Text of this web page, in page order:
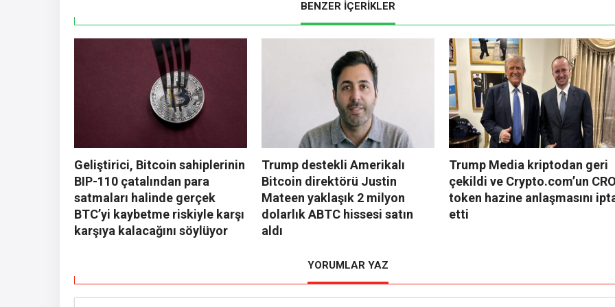
BENZER İÇERİKLER
Geliştirici, Bitcoin sahiplerinin
BIP-110 çatalından para
satmaları halinde gerçek
BTC’yi kaybetme riskiyle karşı
karşıya kalacağını söylüyor
Trump destekli Amerikalı
Bitcoin direktörü Justin
Mateen yaklaşık 2 milyon
dolarlık ABTC hissesi satın
aldı
Trump Media kriptodan geri
çekildi ve Crypto.com’un
token hazine anlaşmasını
etti
YORUMLAR YAZ